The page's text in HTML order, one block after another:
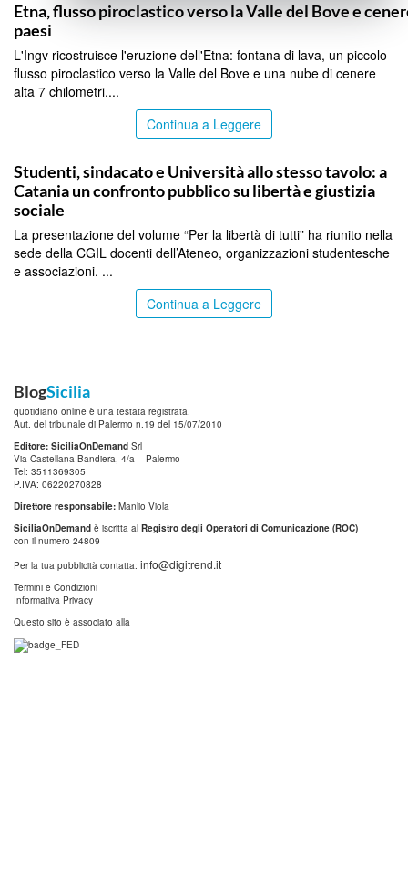
Etna, flusso piroclastico verso la Valle del Bove e
paesi
L'Ingv ricostruisce l'eruzione dell'Etna: fontana di lava, un piccolo
flusso piroclastico verso la Valle del Bove e una nube di cenere
alta 7 chilometri....
Continua a Leggere
Studenti, sindacato e Università allo stesso tavolo: a
Catania un confronto pubblico su libertà e giustizia
sociale
La presentazione del volume “Per la libertà di tutti” ha riunito nella
sede della CGIL docenti dell’Ateneo, organizzazioni studentesche
e associazioni. ...
Continua a Leggere
BlogSicilia
quotidiano online è una testata registrata.
Aut. del tribunale di Palermo n.19 del 15/07/2010
Editore: SiciliaOnDemand Srl
Via Castellana Bandiera, 4/a – Palermo
Tel: 3511369305
P.IVA: 06220270828
Direttore responsabile: Manlio Viola
SiciliaOnDemand è iscritta al Registro degli Operatori di Comunicazione (ROC)
con il numero 24809
Per la tua pubblicità contatta: info@digitrend.it
Termini e Condizioni
Informativa Privacy
Questo sito è associato alla